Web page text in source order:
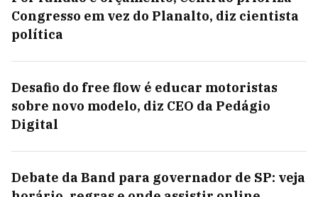
Congresso em vez do Planalto, diz cientista
política
Desafio do free flow é educar motoristas
sobre novo modelo, diz CEO da Pedágio
Digital
Debate da Band para governador de SP: veja